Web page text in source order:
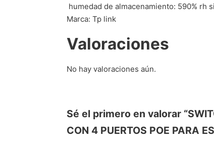
 humedad de almacenamiento: 590% rh
Marca: Tp link
Valoraciones
No hay valoraciones aún.
Sé el primero en valorar
CON 4 PUERTOS POE PARA